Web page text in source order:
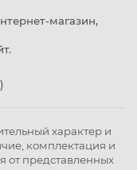
магазин,
характер и
комплектация и
от представленных